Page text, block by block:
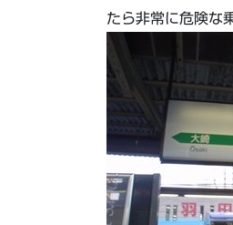
たら非常に危険な